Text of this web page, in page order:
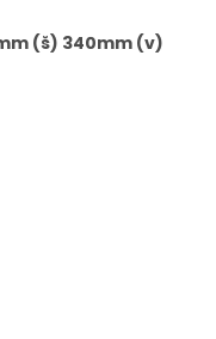
(š) 340mm (v)